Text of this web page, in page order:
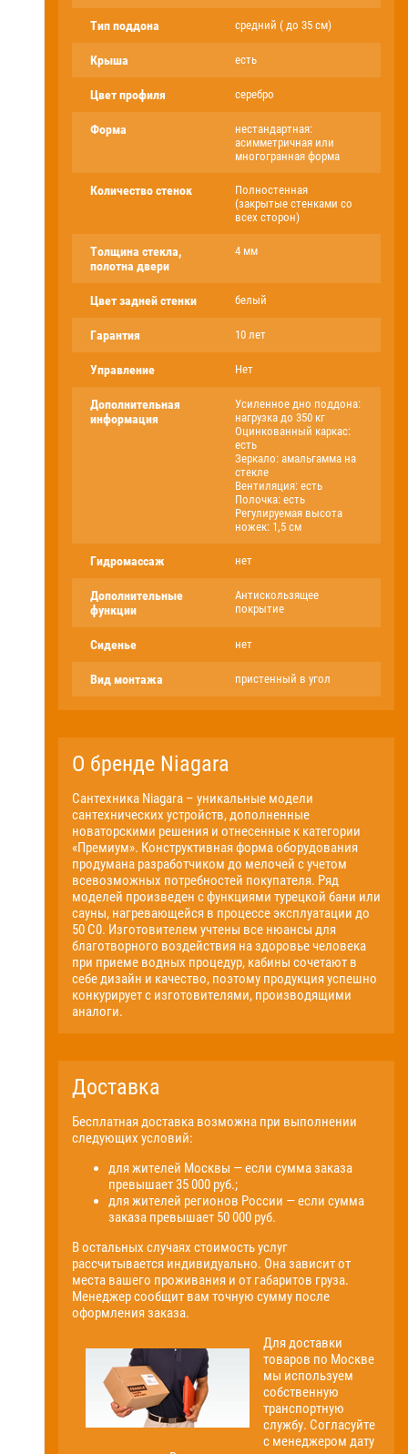
Тип поддона средний ( до 35 см)
Крыша есть
Цвет профиля серебро
Форма
нестандартная:
асимметричная или
многогранная форма
Количество стенок
Полностенная
(закрытые стенками со
всех сторон)
Толщина стекла,
полотна двери
4 мм
Цвет задней стенки белый
Гарантия 10 лет
Управление Нет
Дополнительная
информация
Усиленное дно поддона:
нагрузка до 350 кг
Оцинкованный каркас:
есть
Зеркало: амальгамма на
стекле
Вентиляция: есть
Полочка: есть
Регулируемая высота
ножек: 1,5 см
Гидромассаж нет
Дополнительные
функции
Антискользящее
покрытие
Сиденье нет
Вид монтажа пристенный в угол
О бренде Niagara
Сантехника Niagara – уникальные модели
сантехнических устройств, дополненные
новаторскими решения и отнесенные к категории
«Премиум». Конструктивная форма оборудования
продумана разработчиком до мелочей с учетом
всевозможных потребностей покупателя. Ряд
моделей произведен с функциями турецкой бани или
сауны, нагревающейся в процессе эксплуатации до
50 С0. Изготовителем учтены все нюансы для
благотворного воздействия на здоровье человека
при приеме водных процедур, кабины сочетают в
себе дизайн и качество, поэтому продукция успешно
конкурирует с изготовителями, производящими
аналоги.
Доставка
Бесплатная доставка возможна при выполнении
следующих условий:
для жителей Москвы — если сумма заказа
превышает 35 000 руб.;
для жителей регионов России — если сумма
заказа превышает 50 000 руб.
В остальных случаях стоимость услуг
рассчитывается индивидуально. Она зависит от
места вашего проживания и от габаритов груза.
Менеджер сообщит вам точную сумму после
оформления заказа.
Для доставки
товаров по Москве
мы используем
собственную
транспортную
службу. Согласуйте
с менеджером дату